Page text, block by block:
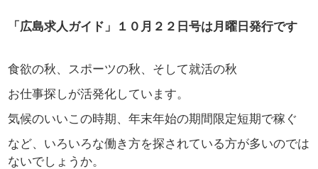
「広島求人ガイド」１０月２２日号は月曜日発行です
食欲の秋、スポーツの秋、そして就活の秋
お仕事探しが活発化しています。
気候のいいこの時期、年末年始の期間限定短期で稼ぐ
など、いろいろな働き方を探されている方が多いのでは
ないでしょうか。